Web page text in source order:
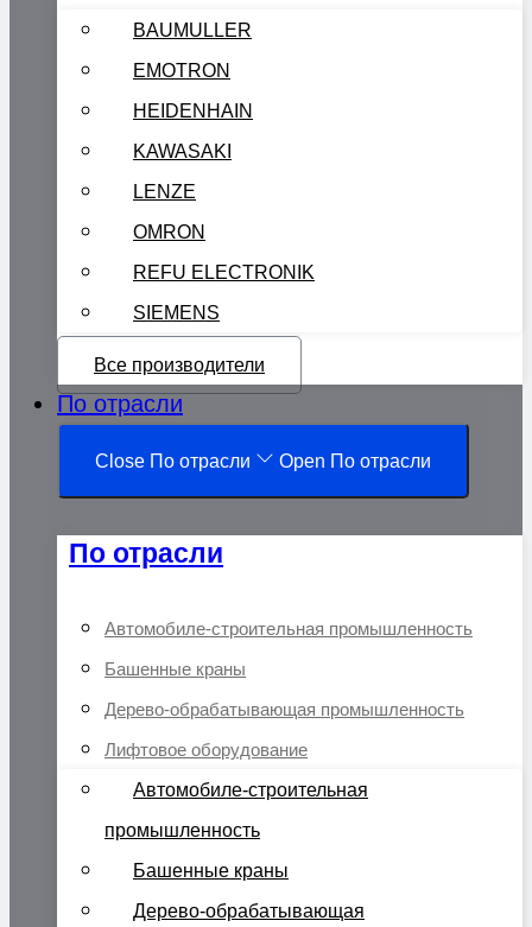
BAUMULLER
EMOTRON
HEIDENHAIN
KAWASAKI
LENZE
OMRON
REFU ELECTRONIK
SIEMENS
Все производители
По отрасли
Close По отрасли Open По отрасли
По отрасли
Автомобиле-строительная промышленность
Башенные краны
Дерево-обрабатывающая промышленность
Лифтовое оборудование
Автомобиле-строительная
промышленность
Башенные краны
Дерево-обрабатывающая